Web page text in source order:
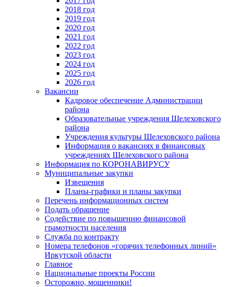
2018 год
2019 год
2020 год
2021 год
2022 год
2023 год
2024 год
2025 год
2026 год
Вакансии
Кадровое обеспечение Администрации
района
Образовательные учреждения Шелеховского
района
Учреждения культуры Шелеховского района
Информация о вакансиях в финансовых
учреждениях Шелеховского района
Информация по КОРОНАВИРУСУ
Муниципальные закупки
Извещения
Планы-графики и планы закупки
Перечень информационных систем
Подать обращение
Содействие по повышению финансовой
грамотности населения
Служба по контракту
Номера телефонов «горячих телефонных линий»
Иркутской области
Главное
Национальные проекты России
Осторожно, мошенники!